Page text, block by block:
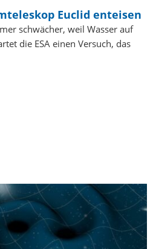
Euclid enteisen
schwächer, weil Wasser auf
die ESA einen Versuch, das